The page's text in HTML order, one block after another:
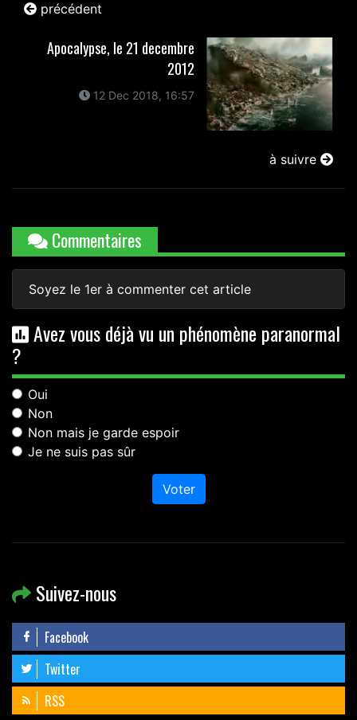
précédent
Apocalypse, le 21 decembre
2012
12 Dec 2018, 16:57
à suivre
Commentaires
Soyez le 1er à commenter cet article
Avez vous déjà vu un phénomène paranormal
?
Oui
Non
Non mais je garde espoir
Je ne suis pas sûr
Voter
Suivez-nous
Facebook
Twitter
RSS